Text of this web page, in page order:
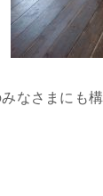
なさまにも